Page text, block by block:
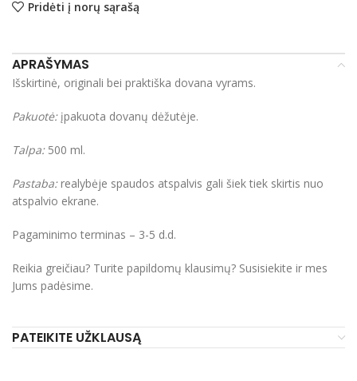
Pridėti į norų sąrašą
APRAŠYMAS
Išskirtinė, originali bei praktiška dovana vyrams.
Pakuotė:įpakuota dovanų dėžutėje.
Talpa:500 ml.
Pastaba:realybėje spaudos atspalvis gali šiek tiek skirtis nuo
atspalvio ekrane.
Pagaminimo terminas – 3-5 d.d.
Reikia greičiau? Turite papildomų klausimų? Susisiekite ir mes
Jums padėsime.
PATEIKITE UŽKLAUSĄ